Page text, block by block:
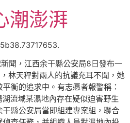
潮澎湃
聞，江西余干縣公安局8日發布一
林天秤對兩人的抗議充耳不聞，她
衡的追求中。有志愿者報警稱：
湖流域某濕地內存在疑似迫害野生
縣公安局當即組建專案組，聯合